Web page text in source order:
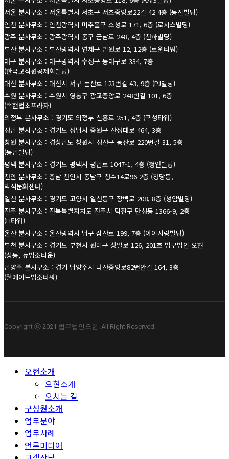
서울 분사무소 : 서울특별시 서초구 서초중앙로22길 42 4층 (동진빌딩)
인천 분사무소 : 인천광역시 미추홀구 소성로 171, 6층 (로시스빌딩)
광주 분사무소 : 광주광역시 동구 금남로 248, 4층 (천하빌딩)
부산 분사무소 : 부산광역시 연제구 법원로 12, 12층 (로윈타워)
대구 분사무소 : 대구광역시 수성구 동대구로 334, 7층
(한국교직원공제회빌딩)
대전 분사무소 : 대전시 서구 둔산로 123번길 43, 9층 (PJ빌딩)
수원 분사무소 : 수원시 영통구 광교중앙로 248번길 101, 6층
(백현법조프라자)
의정부 분사무소 : 경기도 의정부 신흥로 251, 4층 (구성타워)
성남 분사무소 : 경기도 성남시 중원구 산성대로 464, 3층
창원 분사무소 : 경상남도 창원시 성산구 동산로 220번길 31, 5층
(동남빌딩)
평택 분사무소 : 경기도 평택시 평남로 1047-1, 4층 (청언빌딩)
천안 분사무소 : 충남 천안시 동남구 청수14로96 2층 (청당동,
백석문화센터)
일산 분사무소 : 경기도 고양시 일산동구 장백로 208, 8층 (성암빌딩)
전주 분사무소 : 전북특별자치도 전주시 덕진구 만성동 1366-9, 2층
(H타워)
울산 분사무소 : 울산광역시 남구 삼산로 199, 7층 (아이사랑빌딩)
부천 분사무소 : 경기도 부천시 원미구 상일로 126, 201호 법무법인 오현
(상동, 뉴법조타운)
남양주 분사무소 : 경기 남양주시 다산중앙로82번안길 164, 3층
(웰메이드법조타워)
Copyright ⓒ 2021 법무법인오현. All Right Reserved.
Close 오현소개
오현소개
오시는 길
구성원소개
업무분야
업무사례
언론미디어